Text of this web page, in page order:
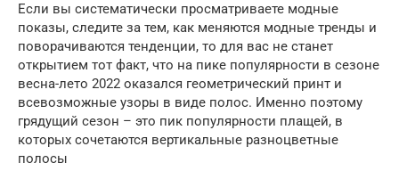
Если вы систематически просматриваете модные
показы, следите за тем, как меняются модные тренды и
поворачиваются тенденции, то для вас не станет
открытием тот факт, что на пике популярности в сезоне
весна-лето 2022 оказался геометрический принт и
всевозможные узоры в виде полос. Именно поэтому
грядущий сезон – это пик популярности плащей, в
которых сочетаются вертикальные разноцветные
полосы